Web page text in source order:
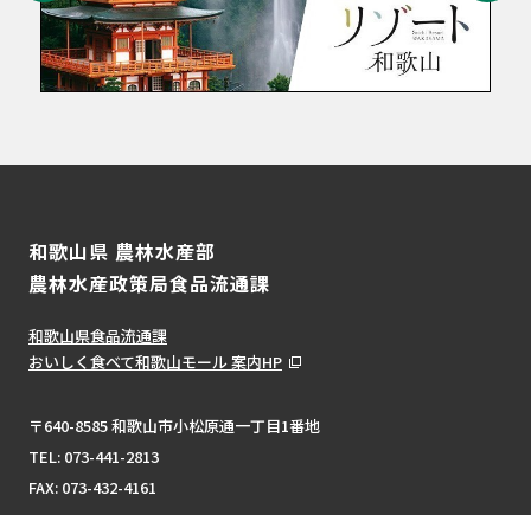
和歌山県 農林水産部
農林水産政策局食品流通課
和歌山県食品流通課
おいしく食べて和歌山モール 案内HP
〒640-8585 和歌山市小松原通一丁目1番地
TEL: 073-441-2813
FAX: 073-432-4161